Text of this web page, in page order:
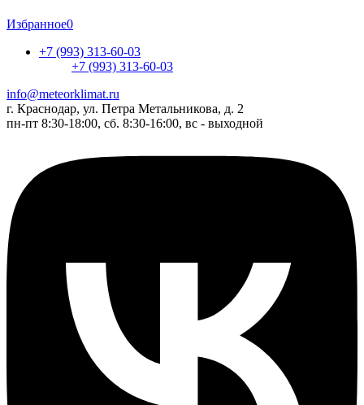
Избранное0
+7 (993) 313-60-03
+7 (993) 313-60-03
info@meteorklimat.ru
г. Краснодар, ул. Петра Метальникова, д. 2
пн-пт 8:30-18:00, сб. 8:30-16:00, вс - выходной